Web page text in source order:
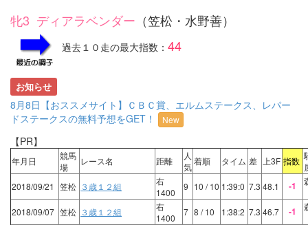
牝3 ディアラベンダー （笠松・水野善）
過去１０走の最大指数： 44
お知らせ
8月8日【おススメサイト】ＣＢＣ賞、エルムステークス、レパー
ドステークスの無料予想をGET！
New
【PR】
年月日
競馬
場
レース名 距離
人
気
着順 タイム 差 上3F 指数
2018/09/21 笠松 ３歳１２組
右
1400
9 10 / 10 1:39:0 7.3 48.1 -1
2018/09/07 笠松 ３歳１２組
右
1400
7 8 / 10 1:38:2 7.3 46.7 -1